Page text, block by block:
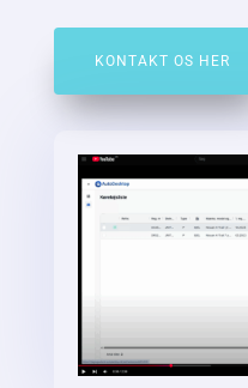
KONTAKT OS HER